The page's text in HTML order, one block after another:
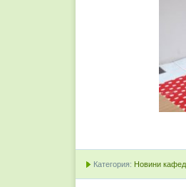
Категория: Новини